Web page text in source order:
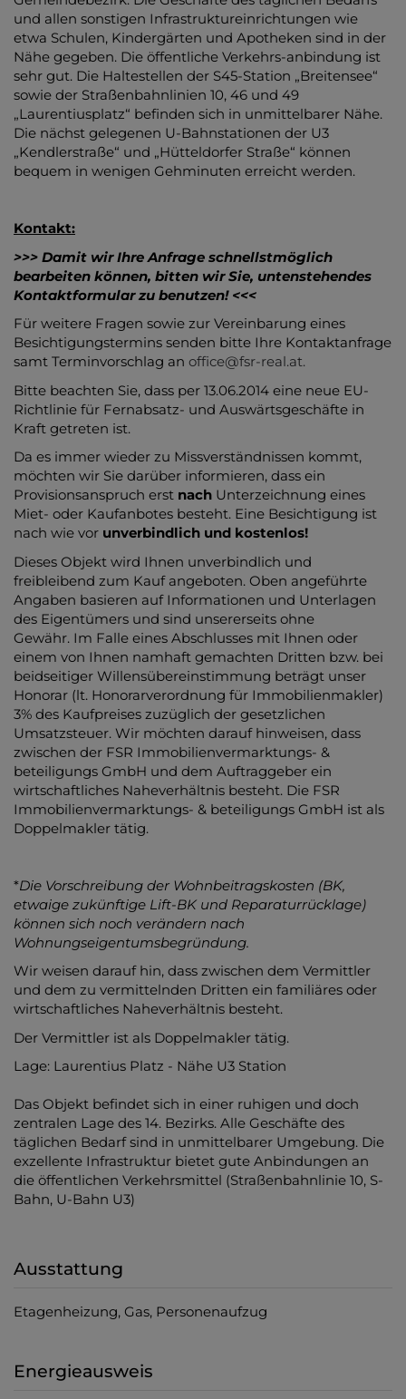
und allen sonstigen Infrastruktureinrichtungen wie
etwa Schulen, Kindergärten und Apotheken sind in der
Nähe gegeben. Die öffentliche Verkehrs-anbindung ist
sehr gut. Die Haltestellen der S45-Station „Breitensee“
sowie der Straßenbahnlinien 10, 46 und 49
„Laurentiusplatz“ befinden sich in unmittelbarer Nähe.
Die nächst gelegenen U-Bahnstationen der U3
„Kendlerstraße“ und „Hütteldorfer Straße“ können
bequem in wenigen Gehminuten erreicht werden.
Kontakt:
>>> Damit wir Ihre Anfrage schnellstmöglich
bearbeiten können, bitten wir Sie, untenstehendes
Kontaktformular zu benutzen! <<<
Für weitere Fragen sowie zur Vereinbarung eines
Besichtigungstermins senden bitte Ihre Kontaktanfrage
samt Terminvorschlag an office@fsr-real.at.
Bitte beachten Sie, dass per 13.06.2014 eine neue EU-
Richtlinie für Fernabsatz- und Auswärtsgeschäfte in
Kraft getreten ist.
Da es immer wieder zu Missverständnissen kommt,
möchten wir Sie darüber informieren, dass ein
Provisionsanspruch erst nach Unterzeichnung eines
Miet- oder Kaufanbotes besteht. Eine Besichtigung ist
nach wie vor unverbindlich und kostenlos!
Dieses Objekt wird Ihnen unverbindlich und
freibleibend zum Kauf angeboten. Oben angeführte
Angaben basieren auf Informationen und Unterlagen
des Eigentümers und sind unsererseits ohne
Gewähr. Im Falle eines Abschlusses mit Ihnen oder
einem von Ihnen namhaft gemachten Dritten bzw. bei
beidseitiger Willensübereinstimmung beträgt unser
Honorar (lt. Honorarverordnung für Immobilienmakler)
3% des Kaufpreises zuzüglich der gesetzlichen
Umsatzsteuer. Wir möchten darauf hinweisen, dass
zwischen der FSR Immobilienvermarktungs- &
beteiligungs GmbH und dem Auftraggeber ein
wirtschaftliches Naheverhältnis besteht. Die FSR
Immobilienvermarktungs- & beteiligungs GmbH ist als
Doppelmakler tätig.
*Die Vorschreibung der Wohnbeitragskosten (BK,
etwaige zukünftige Lift-BK und Reparaturrücklage)
können sich noch verändern nach
Wohnungseigentumsbegründung.
Wir weisen darauf hin, dass zwischen dem Vermittler
und dem zu vermittelnden Dritten ein familiäres oder
wirtschaftliches Naheverhältnis besteht.
Der Vermittler ist als Doppelmakler tätig.
Lage: Laurentius Platz - Nähe U3 Station
Das Objekt befindet sich in einer ruhigen und doch
zentralen Lage des 14. Bezirks. Alle Geschäfte des
täglichen Bedarf sind in unmittelbarer Umgebung. Die
exzellente Infrastruktur bietet gute Anbindungen an
die öffentlichen Verkehrsmittel (Straßenbahnlinie 10, S-
Bahn, U-Bahn U3)
Ausstattung
Etagenheizung Gas Personenaufzug
Energieausweis